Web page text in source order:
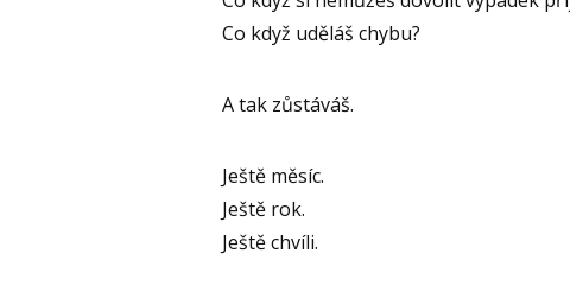
Co když uděláš chybu?
A tak zůstáváš.
Ještě měsíc.
Ještě rok.
Ještě chvíli.